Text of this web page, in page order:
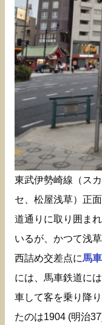
東武伊勢崎線（ス
セ、松屋浅草）正
道通りに取り囲ま
いるが、かつて浅
西詰め交差点に馬
には、馬車鉄道に
車して客を乗り降
たのは1904 (明治